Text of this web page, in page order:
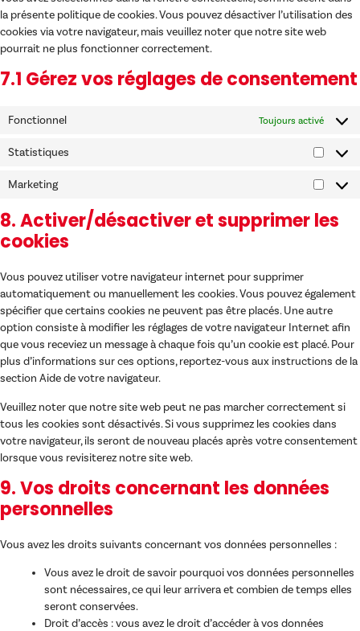
la présente politique de cookies. Vous pouvez désactiver l’utilisation des
cookies via votre navigateur, mais veuillez noter que notre site web
pourrait ne plus fonctionner correctement.
7.1 Gérez vos réglages de consentement
Fonctionnel Toujours activé
Statistiques
Marketing
8. Activer/désactiver et supprimer les
cookies
Vous pouvez utiliser votre navigateur internet pour supprimer
automatiquement ou manuellement les cookies. Vous pouvez également
spécifier que certains cookies ne peuvent pas être placés. Une autre
option consiste à modifier les réglages de votre navigateur Internet afin
que vous receviez un message à chaque fois qu’un cookie est placé. Pour
plus d’informations sur ces options, reportez-vous aux instructions de la
section Aide de votre navigateur.
Veuillez noter que notre site web peut ne pas marcher correctement si
tous les cookies sont désactivés. Si vous supprimez les cookies dans
votre navigateur, ils seront de nouveau placés après votre consentement
lorsque vous revisiterez notre site web.
9. Vos droits concernant les données
personnelles
Vous avez les droits suivants concernant vos données personnelles :
Vous avez le droit de savoir pourquoi vos données personnelles
sont nécessaires, ce qui leur arrivera et combien de temps elles
seront conservées.
Droit d’accès : vous avez le droit d’accéder à vos données